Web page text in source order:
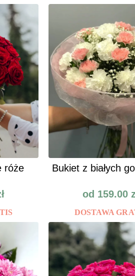
róże Bukiet z białych
od 159.00
DOSTAWA